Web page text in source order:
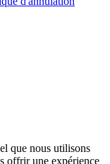
que nous utilisons
offrir une expérience